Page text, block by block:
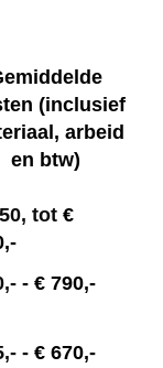
(inclusief
arbeid
en btw)
tot €
- € 790,-
- € 670,-